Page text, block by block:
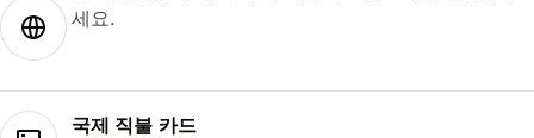
세요.
국제 직불 카드